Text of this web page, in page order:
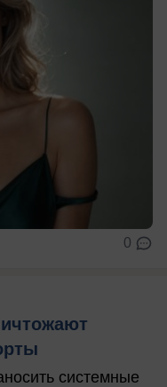
0
системные